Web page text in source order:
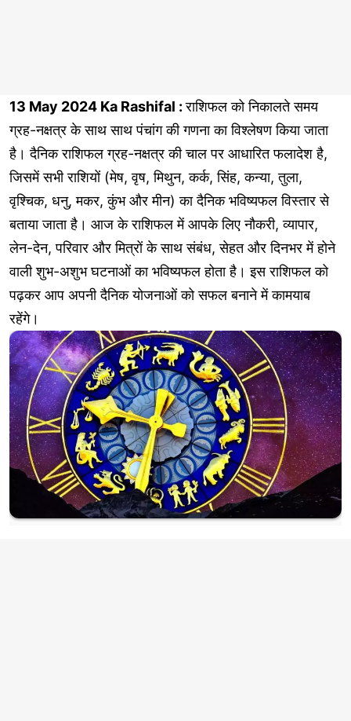
13 May 2024 Ka Rashifal :राशिफल को निकालते समय
ग्रह-नक्षत्र के साथ साथ पंचांग की गणना का विश्लेषण किया जाता
है। दैनिक राशिफल ग्रह-नक्षत्र की चाल पर आधारित फलादेश है,
जिसमें सभी राशियों (मेष, वृष, मिथुन, कर्क, सिंह, कन्या, तुला,
वृश्चिक, धनु, मकर, कुंभ और मीन) का दैनिक भविष्यफल विस्तार से
बताया जाता है। आज के राशिफल में आपके लिए नौकरी, व्यापार,
लेन-देन, परिवार और मित्रों के साथ संबंध, सेहत और दिनभर में होने
वाली शुभ-अशुभ घटनाओं का भविष्यफल होता है। इस राशिफल को
पढ़कर आप अपनी दैनिक योजनाओं को सफल बनाने में कामयाब
रहेंगे।